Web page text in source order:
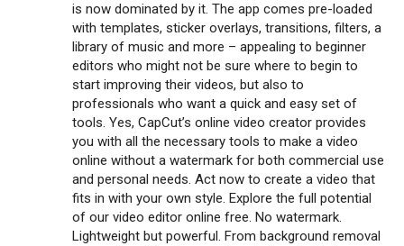
is now dominated by it. The app comes pre-loaded
with templates, sticker overlays, transitions, filters, a
library of music and more – appealing to beginner
editors who might not be sure where to begin to
start improving their videos, but also to
professionals who want a quick and easy set of
tools. Yes, CapCut’s online video creator provides
you with all the necessary tools to make a video
online without a watermark for both commercial use
and personal needs. Act now to create a video that
fits in with your own style. Explore the full potential
of our video editor online free. No watermark.
Lightweight but powerful. From background removal